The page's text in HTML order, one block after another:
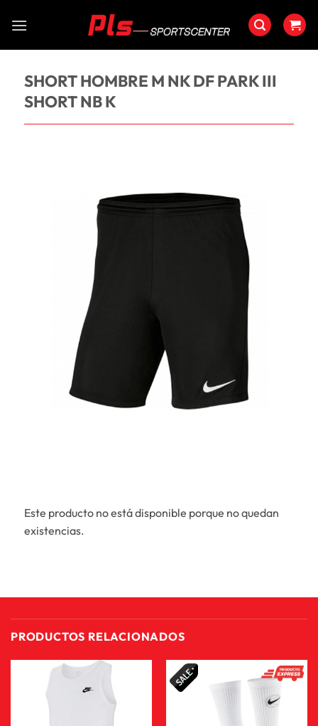
SHORT HOMBRE M NK DF PARK III
SHORT NB K
Este producto no está disponible porque no quedan
existencias.
PRODUCTOS RELACIONADOS